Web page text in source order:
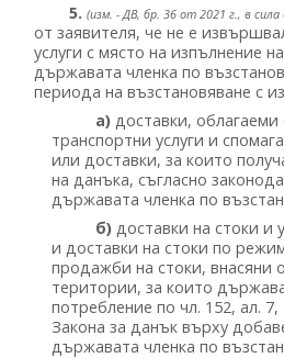
5. (изм. - ДВ, бр. 36 от 2021 г., в
от заявителя, че не е
услуги с място на изпълнение
държавата членка по
периода на възстановяване с
а) доставки, облагаеми
транспортни услуги и
или доставки, за които
на данъка, съгласно
държавата членка по
б) доставки на стоки и
и доставки на стоки по
продажби на стоки, внасяни
територии, за които
потребление по чл. 152, ал. 7,
Закона за данък върху
държавата членка по